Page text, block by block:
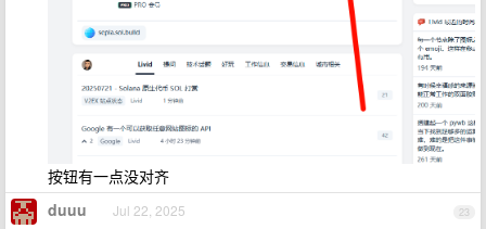
按钮有一点没对齐
23
duuu Jul 22, 2025